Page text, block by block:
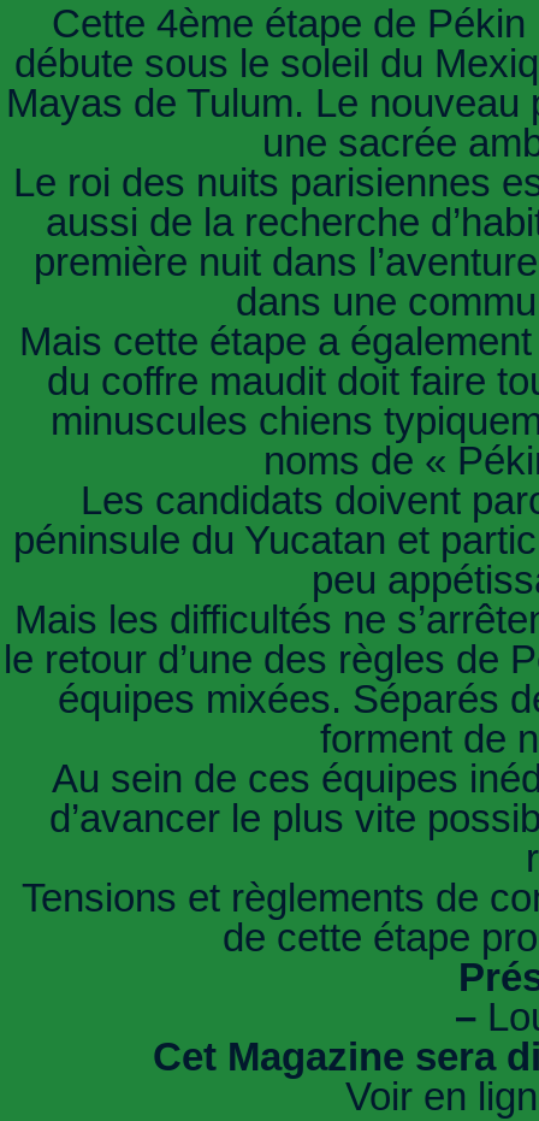
Cette 4ème étape de
débute sous le soleil du
Mayas de Tulum. Le
une sacrée
Le roi des nuits parisiennes
aussi de la recherche
première nuit dans
dans une
Mais cette étape a
du coffre maudit doit faire
minuscules chiens
noms de «
Les candidats doivent
péninsule du Yucatan et
peu
Mais les difficultés ne
le retour d’une des règles de
équipes mixées. Séparés
forment de
Au sein de ces équipes
d’avancer le plus vite
Tensions et règlements de
de cette étape
–
Cet Magazine sera
Voir en